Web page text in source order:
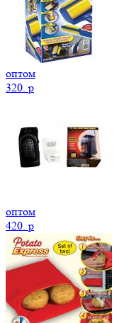
оптом
320. p
оптом
420. p